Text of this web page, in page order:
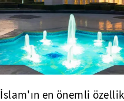
İslam'ın en önemli